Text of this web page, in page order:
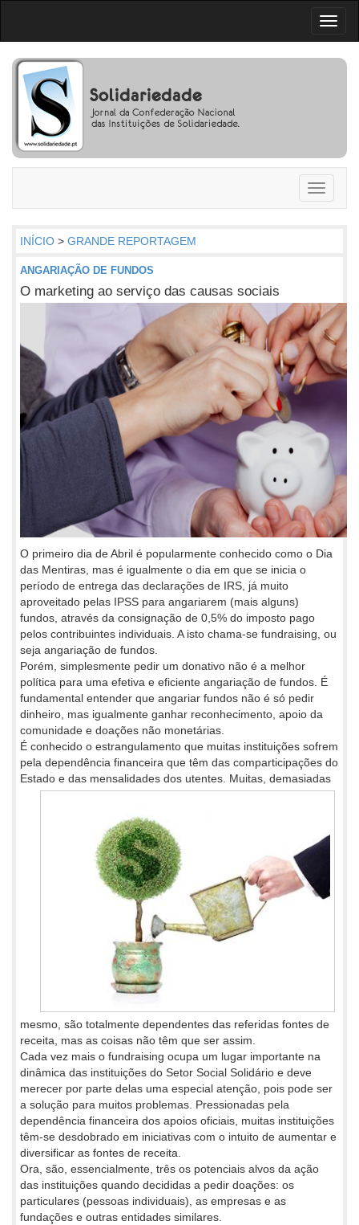
Toggle
INÍCIO > GRANDE REPORTAGEM
ANGARIAÇÃO DE FUNDOS
O marketing ao serviço das causas sociais
O primeiro dia de Abril é popularmente conhecido como o Dia
das Mentiras, mas é igualmente o dia em que se inicia o
período de entrega das declarações de IRS, já muito
aproveitado pelas IPSS para angariarem (mais alguns)
fundos, através da consignação de 0,5% do imposto pago
pelos contribuintes individuais. A isto chama-se fundraising, ou
seja angariação de fundos.
Porém, simplesmente pedir um donativo não é a melhor
política para uma efetiva e eficiente angariação de fundos. É
fundamental entender que angariar fundos não é só pedir
dinheiro, mas igualmente ganhar reconhecimento, apoio da
comunidade e doações não monetárias.
É conhecido o estrangulamento que muitas instituições sofrem
pela dependência financeira que têm das comparticipações do
Estado e das mensalidades dos utentes. Muitas, demasiadas
mesmo, são totalmente dependentes das referidas fontes de
receita, mas as coisas não têm que ser assim.
Cada vez mais o fundraising ocupa um lugar importante na
dinâmica das instituições do Setor Social Solidário e deve
merecer por parte delas uma especial atenção, pois pode ser
a solução para muitos problemas. Pressionadas pela
dependência financeira dos apoios oficiais, muitas instituições
têm-se desdobrado em iniciativas com o intuito de aumentar e
diversificar as fontes de receita.
Ora, são, essencialmente, três os potenciais alvos da ação
das instituições quando decididas a pedir doações: os
particulares (pessoas individuais), as empresas e as
fundações e outras entidades similares.